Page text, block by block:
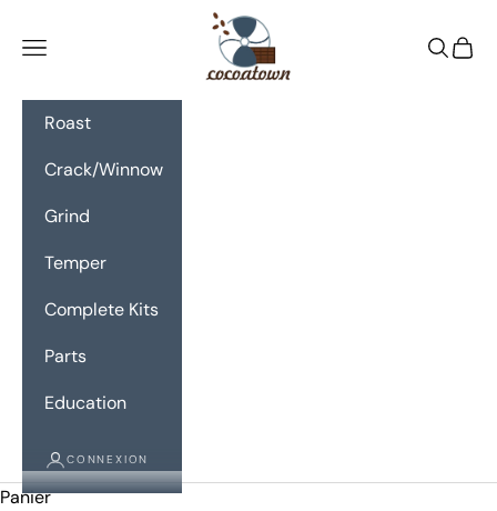
CocoaTown
Menu
Roast
Crack/Winnow
Grind
Temper
Complete Kits
Parts
Education
CONNEXION
Panier